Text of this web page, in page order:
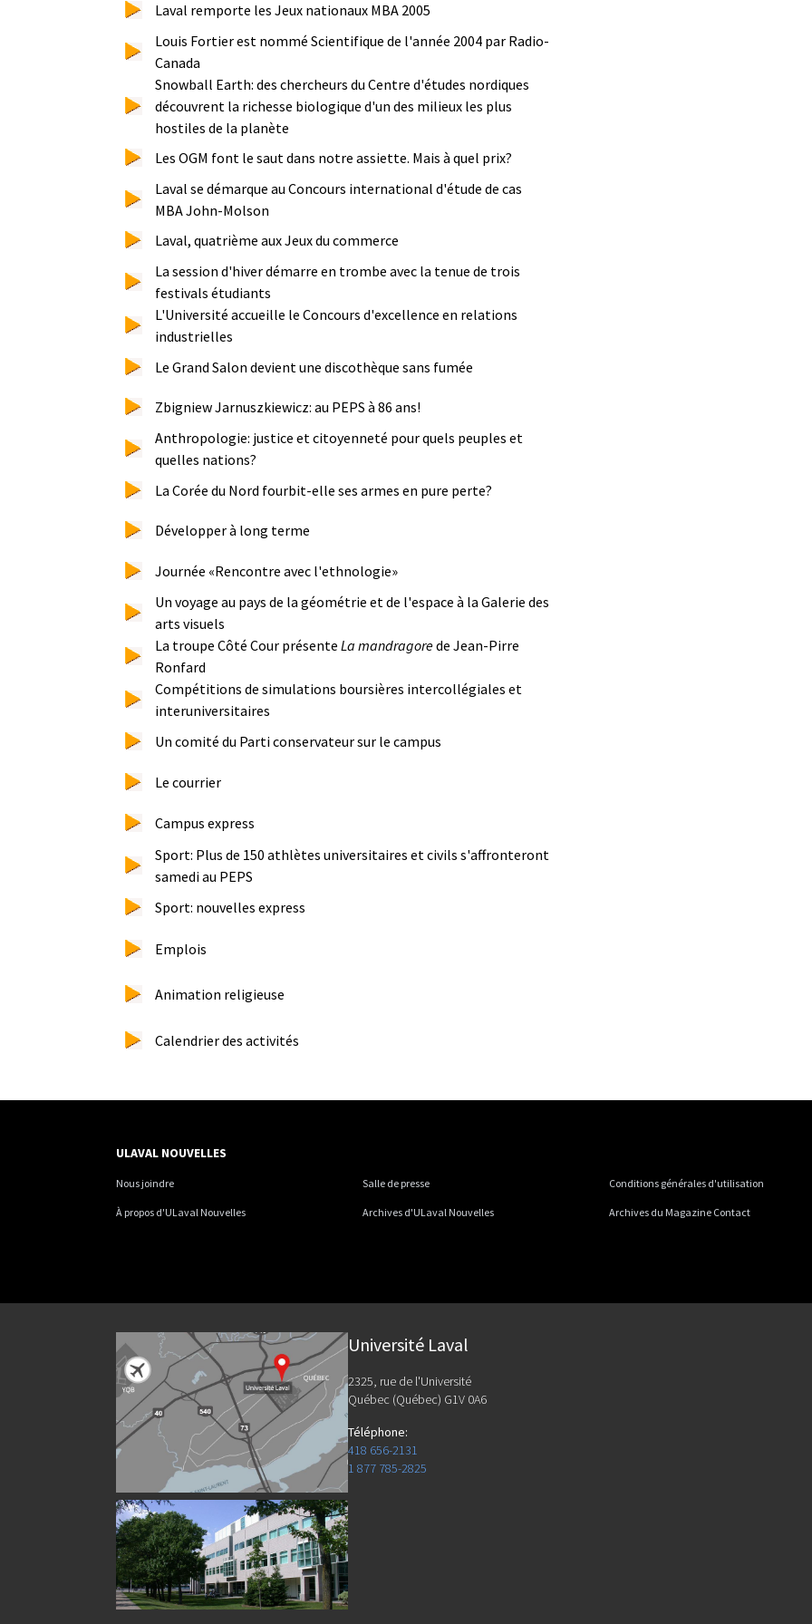
Laval remporte les Jeux nationaux MBA 2005
Louis Fortier est nommé Scientifique de l'année 2004 par Radio-
Canada
Snowball Earth: des chercheurs du Centre d'études nordiques
découvrent la richesse biologique d'un des milieux les plus
hostiles de la planète
Les OGM font le saut dans notre assiette. Mais à quel prix?
Laval se démarque au Concours international d'étude de cas
MBA John-Molson
Laval, quatrième aux Jeux du commerce
La session d'hiver démarre en trombe avec la tenue de trois
festivals étudiants
L'Université accueille le Concours d'excellence en relations
industrielles
Le Grand Salon devient une discothèque sans fumée
Zbigniew Jarnuszkiewicz: au PEPS à 86 ans!
Anthropologie: justice et citoyenneté pour quels peuples et
quelles nations?
La Corée du Nord fourbit-elle ses armes en pure perte?
Développer à long terme
Journée «Rencontre avec l'ethnologie»
Un voyage au pays de la géométrie et de l'espace à la Galerie des
arts visuels
La troupe Côté Cour présente La mandragorede Jean-Pirre
Ronfard
Compétitions de simulations boursières intercollégiales et
interuniversitaires
Un comité du Parti conservateur sur le campus
Le courrier
Campus express
Sport: Plus de 150 athlètes universitaires et civils s'affronteront
samedi au PEPS
Sport: nouvelles express
Emplois
Animation religieuse
Calendrier des activités
ULAVAL NOUVELLES
Nous joindre Salle de presse Conditions générales d'utilisation
À propos d'ULaval Nouvelles Archives d'ULaval Nouvelles Archives du Magazine Contact
Université Laval
2325, rue de l'Université
Québec (Québec) G1V 0A6
Téléphone:
418 656-2131
1 877 785-2825